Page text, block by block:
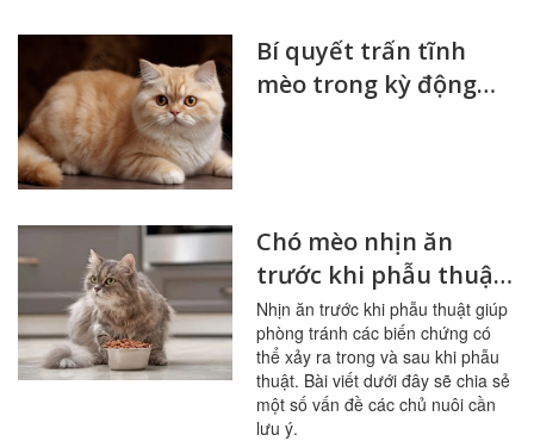
Bí quyết trấn tĩnh
mèo trong kỳ động
Chó mèo nhịn ăn
trước khi phẫu thuật,
các vấn đề cần lưu ý
Nhịn ăn trước khi phẫu thuật giúp
phòng tránh các biến chứng có
thể xảy ra trong và sau khi phẫu
thuật. Bài viết dưới đây sẽ chia sẻ
một số vấn đề các chủ nuôi cần
lưu ý.